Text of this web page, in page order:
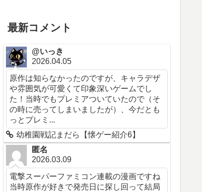
最新コメント
@いっき
2026.04.05
原作は知らなかったのですが、キャラデザ
や雰囲気が可愛くて印象深いゲームでし
た！当時でもプレミアついていたので（そ
の時に売ってしまいましたが）、今だとも
っとプレミ...
幼稚園戦記まだら【懐ゲー紹介6】
匿名
2026.03.09
電撃スーパーファミコン連載の漫画ですね
当時原作が好きで発売日に探し回って結局